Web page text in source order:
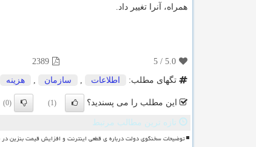
همراه، آنرا تغییر داد.
5.0
/
5
2389
تگهای مطلب:
اطلاعات سازمان هزینه
این مطلب را می پسندید؟ (1)
(0)
تازه ترین مطالب مرتبط
توضیحات سخنگوی دولت درباره ی قطعی اینترنت و افزایش قیمت بنزین